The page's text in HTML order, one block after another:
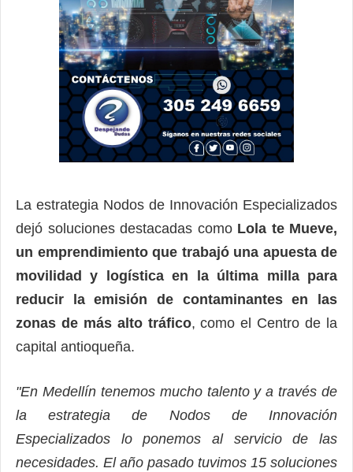
La estrategia Nodos de Innovación Especializados
dejó soluciones destacadas como Lola te Mueve,
un emprendimiento que trabajó una apuesta de
movilidad y logística en la última milla para
reducir la emisión de contaminantes en las
zonas de más alto tráfico, como el Centro de la
capital antioqueña.
"En Medellín tenemos mucho talento y a través de
la estrategia de Nodos de Innovación
Especializados lo ponemos al servicio de las
necesidades. El año pasado tuvimos 15 soluciones